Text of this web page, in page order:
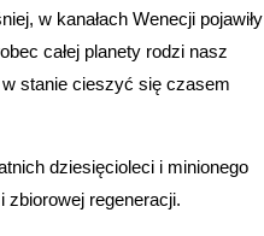
w kanałach Wenecji pojawiły
całej planety rodzi nasz
stanie cieszyć się czasem
dziesięcioleci i minionego
zbiorowej regeneracji.